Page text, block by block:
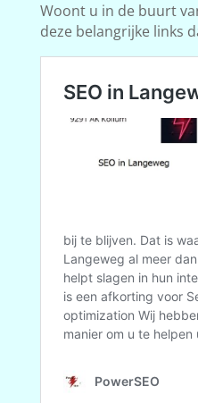
Woont u in de buurt
deze belangrijke links